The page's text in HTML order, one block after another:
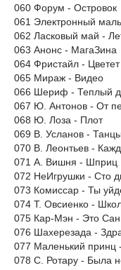
060 Форум - Островок
061 Электронный
062 Ласковый май -
063 Анонс - МагаЗина
064 Фристайл - Цветет
065 Мираж - Видео
066 Шериф - Теплый
067 Ю. Антонов - От
068 Ю. Лоза - Плот
069 В. Усланов -
070 В. Леонтьев -
071 А. Вишня - Шприц
072 НеИгрушки - Сто
073 Комиссар - Ты
074 Т. Овсиенко -
075 Кар-Мэн - Это
076 Шахерезада -
077 Маленький принц
078 С. Ротару - Была